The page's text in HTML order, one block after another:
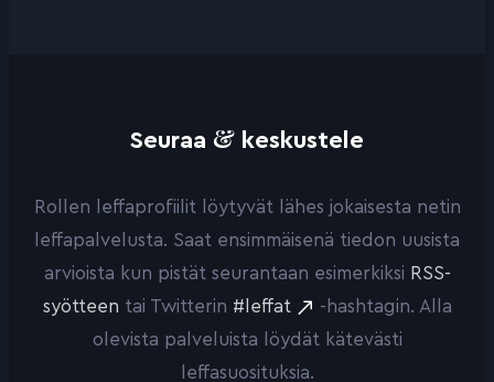
Seuraa & keskustele
Rollen leffaprofiilit löytyvät lähes jokaisesta netin
leffapalvelusta. Saat ensimmäisenä tiedon uusista
arvioista kun pistät seurantaan esimerkiksi RSS-
syötteen tai Twitterin #leffat
-hashtagin. Alla
olevista palveluista löydät kätevästi
leffasuosituksia.